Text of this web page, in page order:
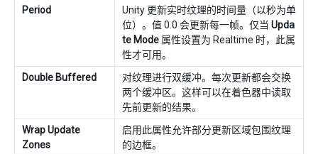
Period
Unity 更新实时纹理的时间量（以秒为单
位）。值 0.0 会更新每一帧。仅当 Upda
te Mode 属性设置为 Realtime 时，此属
性才可用。
Double Buffered
对纹理进行双缓冲。每次更新都会交换
两个缓冲区。这样可以在着色器中读取
先前更新的结果。
Wrap Update
Zones
启用此属性允许部分更新区域包围纹理
的边框。